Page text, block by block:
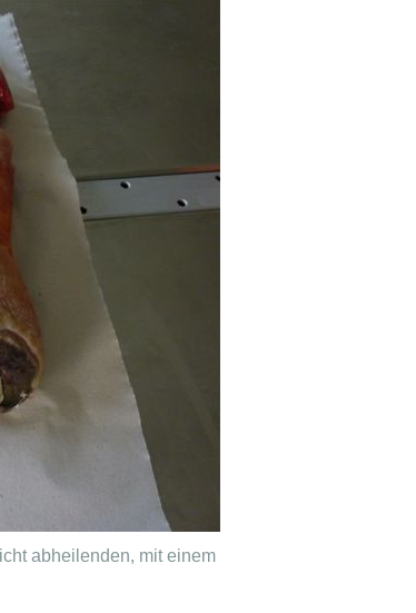
abheilenden, mit einem